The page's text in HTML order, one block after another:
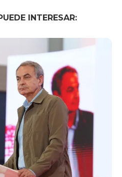
INTERESAR: